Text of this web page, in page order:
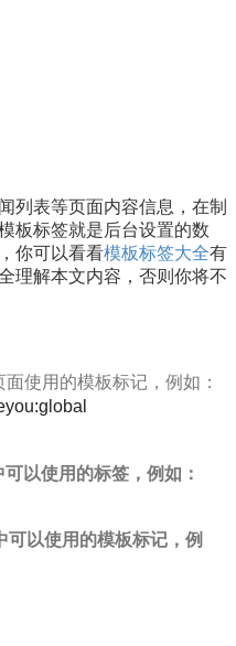
列表等页面内容信息，在制
板标签就是后台设置的数
你可以看看模板标签大全有
理解本文内容，否则你将不
使用的模板标记，例如：
以使用的标签，例如：
可以使用的模板标记，例